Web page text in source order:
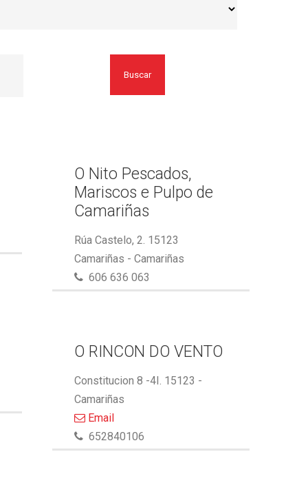
Buscar
O Nito Pescados,
Mariscos e Pulpo de
Camariñas
Rúa Castelo, 2. 15123
Camariñas - Camariñas
606 636 063
O RINCON DO VENTO
Constitucion 8 -4I. 15123 -
Camariñas
Email
652840106